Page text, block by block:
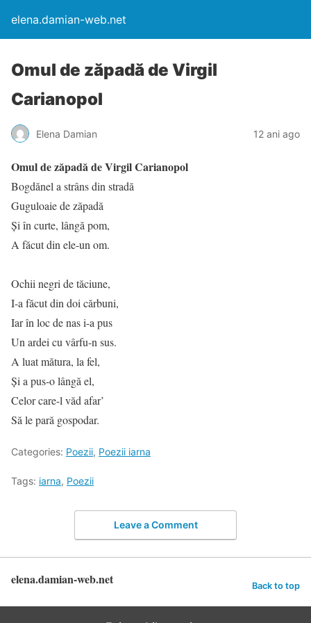
elena.damian-web.net
Omul de zăpadă de Virgil
Carianopol
Elena Damian 12 ani ago
Omul de zăpadă de Virgil Carianopol
Bogdănel a strâns din stradă
Guguloaie de zăpadă
Și în curte, lângă pom,
A făcut din ele-un om.
Ochii negri de tăciune,
I-a făcut din doi cărbuni,
Iar în loc de nas i-a pus
Un ardei cu vârfu-n sus.
A luat mătura, la fel,
Și a pus-o lângă el,
Celor care-l văd afar’
Să le pară gospodar.
Categories: Poezii, Poezii iarna
Tags: iarna, Poezii
Leave a Comment
elena.damian-web.net Back to top